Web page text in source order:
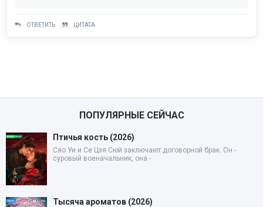
ОТВЕТИТЬ ЦИТАТА
ПОПУЛЯРНЫЕ СЕЙЧАС
Птичья кость (2026)
Сяо Уи и Се Цзя Сюй заключают договорной брак. Он -
суровый военачальник, она -
Тысяча ароматов (2026)